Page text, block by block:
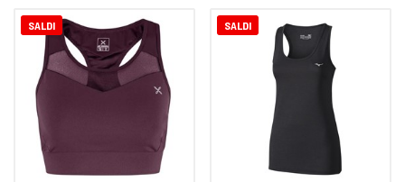
SALDI SALDI